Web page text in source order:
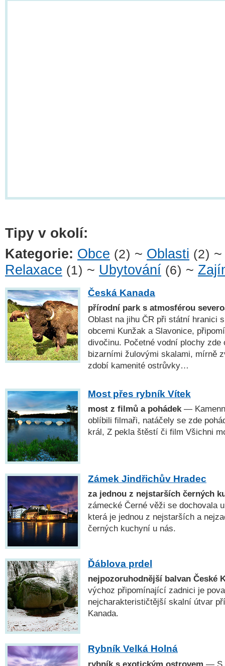
Tipy v okolí:
Kategorie: Obce (2) ~ Oblasti (2)
Relaxace (1) ~ Ubytování (6) ~
Česká Kanada
přírodní park s atmosférou
Oblast na jihu ČR při státní hranici
obcemi Kunžak a Slavonice,
divočinu. Početné vodní plochy
bizarními žulovými skalami, mírně
zdobí kamenité ostrůvky…
Most přes rybník Vítek
most z filmů a pohádek —
oblíbili filmaři, natáčely se zde
král, Z pekla štěstí či film Všichni
Zámek Jindřichův Hradec
za jednou z nejstarších černých
zámecké Černé věži se dochovala
která je jednou z nejstarších a
černých kuchyní u nás.
Ďáblova prdel
nejpozoruhodnější balvan České
výchoz připomínající zadnici je
nejcharakterističtější skalní útvar
Kanada.
Rybník Velká Holná
rybník s exotickým ostrovem — S